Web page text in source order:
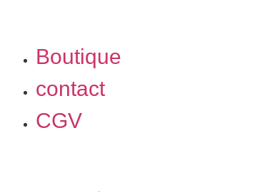
Boutique
contact
CGV